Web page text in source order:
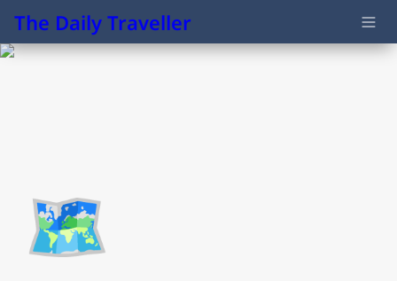
The Daily Traveller
🗺️